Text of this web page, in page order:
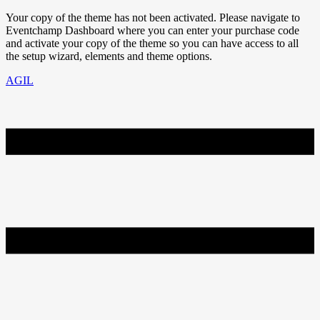
Your copy of the theme has not been activated. Please navigate to
Eventchamp Dashboard where you can enter your purchase code
and activate your copy of the theme so you can have access to all
the setup wizard, elements and theme options.
AGIL